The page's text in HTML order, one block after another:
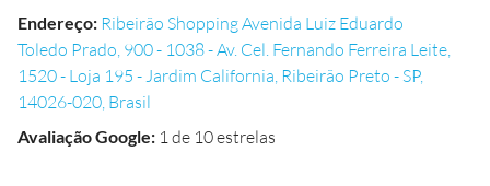
Endereço: Ribeirão Shopping Avenida Luiz Eduardo
Toledo Prado, 900 - 1038 - Av. Cel. Fernando Ferreira Leite,
1520 - Loja 195 - Jardim California, Ribeirão Preto - SP,
14026-020, Brasil
Avaliação Google: 1 de 10 estrelas